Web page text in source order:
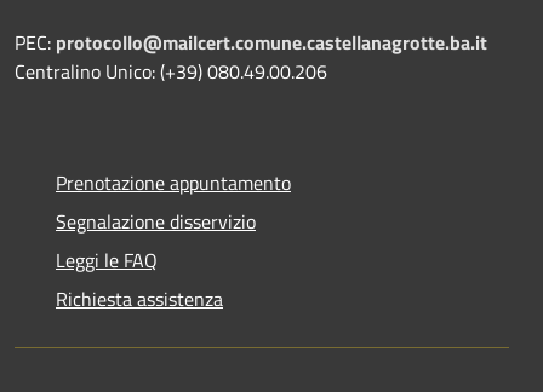
PEC: protocollo@mailcert.comune.castellanagrotte.ba.it
Centralino Unico: (+39) 080.49.00.206
Prenotazione appuntamento
Segnalazione disservizio
Leggi le FAQ
Richiesta assistenza